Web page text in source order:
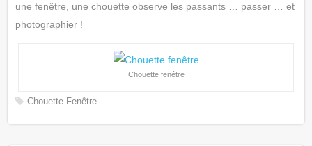
une fenêtre, une chouette observe les passants … passer … et
photographier !
Chouette fenêtre
Chouette Fenêtre